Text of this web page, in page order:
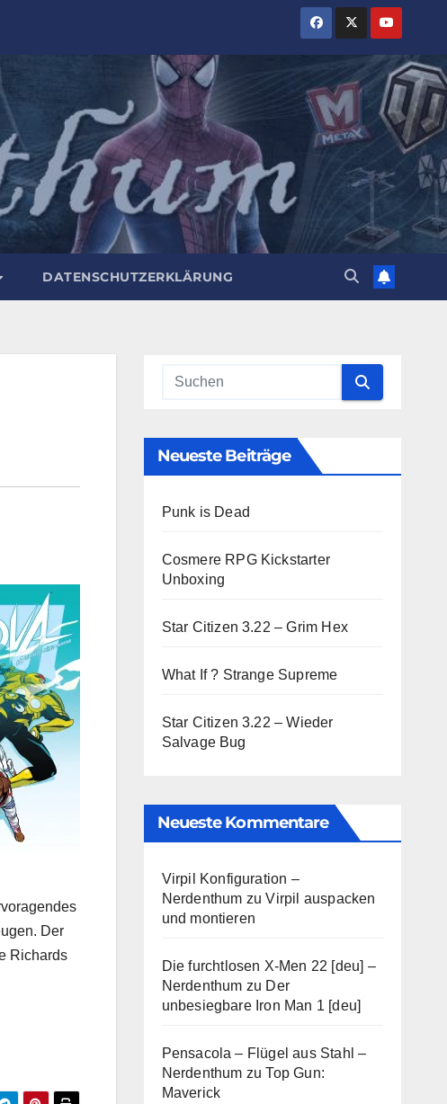
DATENSCHUTZERKLÄRUNG
Der
Richards
Neueste Beiträge
Punk is Dead
Cosmere RPG Kickstarter
Unboxing
Star Citizen 3.22 – Grim Hex
What If ? Strange Supreme
Star Citizen 3.22 – Wieder
Salvage Bug
Neueste Kommentare
Virpil Konfiguration –
Nerdenthum zuVirpil auspacken
und montieren
Die furchtlosen X-Men 22 [deu] –
Nerdenthum zu Der
unbesiegbare Iron Man 1 [deu]
Pensacola – Flügel aus Stahl –
Nerdenthum zuTop Gun:
Maverick